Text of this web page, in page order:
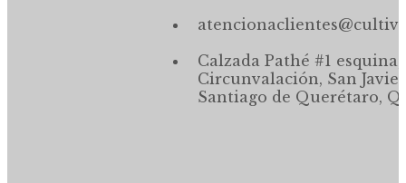
Calzada Pathé #1 esquina,
Circunvalación, San
Santiago de Querétaro,